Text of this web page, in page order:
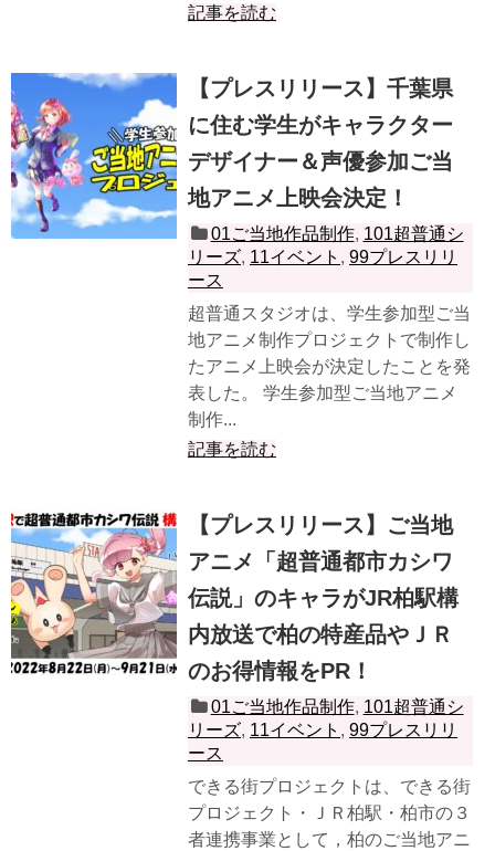
記事を読む
【プレスリリース】千葉県
に住む学生がキャラクター
デザイナー＆声優参加ご当
地アニメ上映会決定！
01ご当地作品制作, 101超普通シ
リーズ, 11イベント , 99プレスリリ
ース
超普通スタジオは、学生参加型ご当
地アニメ制作プロジェクトで制作し
たアニメ上映会が決定したことを発
表した。 学生参加型ご当地アニメ
制作...
記事を読む
【プレスリリース】ご当地
アニメ「超普通都市カシワ
伝説」のキャラがJR柏駅構
内放送で柏の特産品やＪＲ
のお得情報をPR！
01ご当地作品制作, 101超普通シ
リーズ, 11イベント , 99プレスリリ
ース
できる街プロジェクトは、できる街
プロジェクト・ＪＲ柏駅・柏市の３
者連携事業として，柏のご当地アニ